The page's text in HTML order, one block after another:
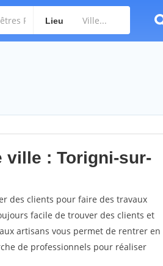
Lieu
ville : Torigni-sur-
des clients pour faire des travaux
facile de trouver des clients et
artisans vous permet de rentrer en
de professionnels pour réaliser